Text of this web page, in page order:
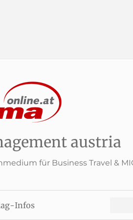
austria
für Business Travel &
Infos